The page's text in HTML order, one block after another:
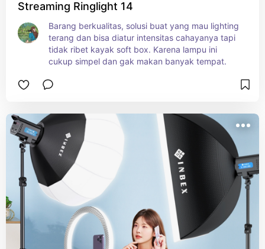
Streaming Ringlight 14
Barang berkualitas, solusi buat yang mau lighting
terang dan bisa diatur intensitas cahayanya tapi
tidak ribet kayak soft box. Karena lampu ini
cukup simpel dan gak makan banyak tempat.